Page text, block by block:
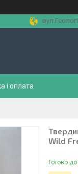
і оплата
Wild
Готово